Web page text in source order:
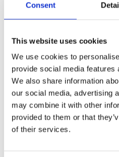
Consent
This website uses cookies
We use cookies to
provide social media features
We also share information
our social media, advertising
may combine it with other
provided to them or that
of their services.
avoid clutch slip.
Dela med dig
F
c
e
o
o
k
Omdömen
Du